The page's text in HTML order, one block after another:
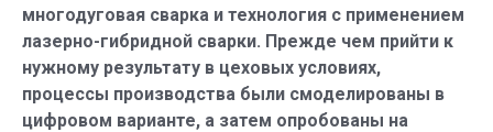
многодуговая сварка и технология с применением
лазерно-­гибридной сварки. Прежде чем прийти к
нужному результату в цеховых условиях,
процессы производства были смоделированы в
цифровом варианте, а затем опробованы на